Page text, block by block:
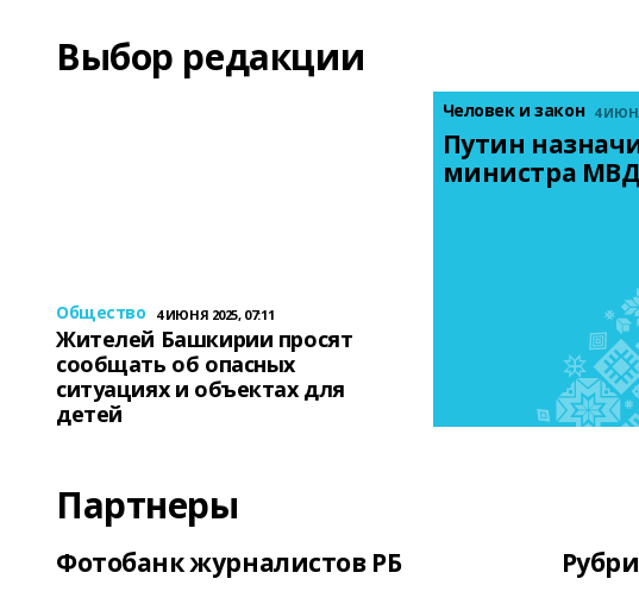
Выбор редакции
Общество 4 ИЮНЯ 2025, 07:11
Жителей Башкирии просят
сообщать об опасных
ситуациях и объектах для
детей
Человек и закон 4
Путин
министра
Партнеры
Фотобанк журналистов РБ